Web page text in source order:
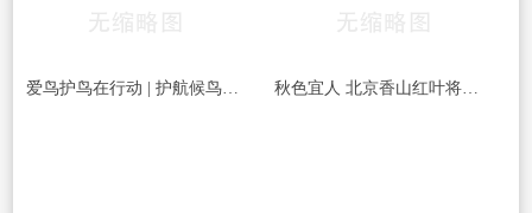
爱鸟护鸟在行动 | 护航候鸟迁徙，守护鸟类家园！哈尔滨青少年在行动…… 秋色宜人 北京香山红叶将迎最佳观赏期